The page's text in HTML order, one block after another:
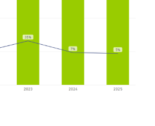
органов
структур, в том
налоговой